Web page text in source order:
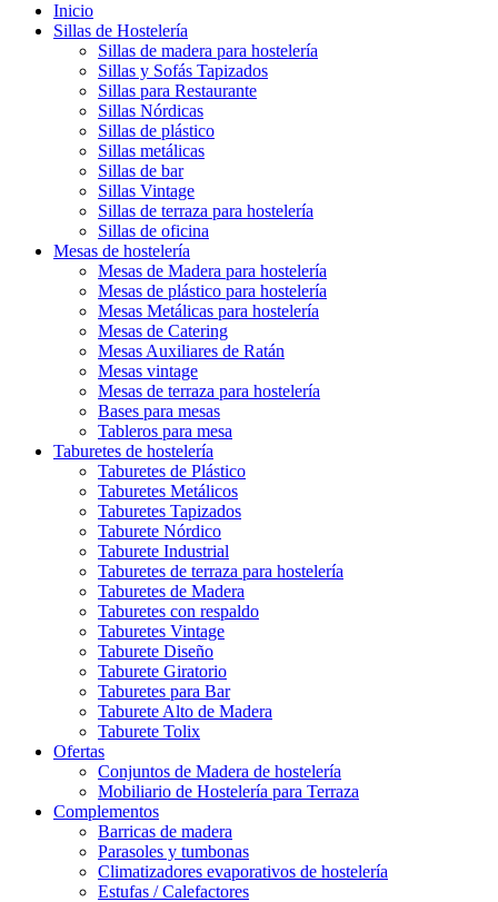
Inicio
Sillas de Hostelería
Sillas de madera para hostelería
Sillas y Sofás Tapizados
Sillas para Restaurante
Sillas Nórdicas
Sillas de plástico
Sillas metálicas
Sillas de bar
Sillas Vintage
Sillas de terraza para hostelería
Sillas de oficina
Mesas de hostelería
Mesas de Madera para hostelería
Mesas de plástico para hostelería
Mesas Metálicas para hostelería
Mesas de Catering
Mesas Auxiliares de Ratán
Mesas vintage
Mesas de terraza para hostelería
Bases para mesas
Tableros para mesa
Taburetes de hostelería
Taburetes de Plástico
Taburetes Metálicos
Taburetes Tapizados
Taburete Nórdico
Taburete Industrial
Taburetes de terraza para hostelería
Taburetes de Madera
Taburetes con respaldo
Taburetes Vintage
Taburete Diseño
Taburete Giratorio
Taburetes para Bar
Taburete Alto de Madera
Taburete Tolix
Ofertas
Conjuntos de Madera de hostelería
Mobiliario de Hostelería para Terraza
Complementos
Barricas de madera
Parasoles y tumbonas
Climatizadores evaporativos de hostelería
Estufas / Calefactores